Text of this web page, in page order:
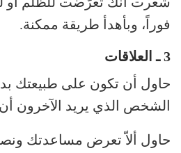
فوراً، وبأهدأ طريقة ممكنة.
3 ـ العلاقات
حاول أن تكون على طبيعتك
الشخص الذي يريد الآخرون
حاول ألاّ تعرض مساعدتك